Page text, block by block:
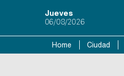
Jueves
06/08/2026
Home Ciudad